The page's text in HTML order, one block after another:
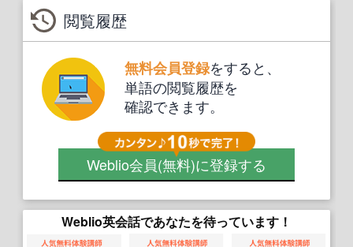
閲覧履歴
無料会員登録をすると、
単語の閲覧履歴を
確認できます。
Weblio会員(無料)に登録する
Weblio英会話であなたを待っています！